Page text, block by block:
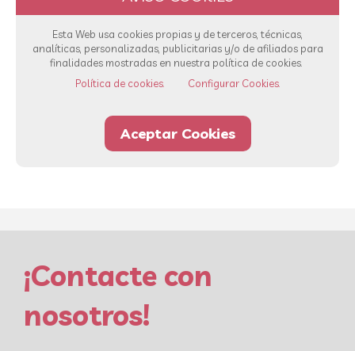
Ver todos los servicios
93 232 00 42 Whatsapp
¡Contacte con
nosotros!
Esta Web usa cookies propias y de terceros, técnicas,
analíticas, personalizadas, publicitarias y/o de afiliados para
finalidades mostradas en nuestra política de cookies.
Política de cookies.
Configurar Cookies.
Aceptar Cookies